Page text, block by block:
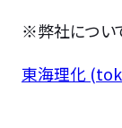
※弊社につい
東海理化